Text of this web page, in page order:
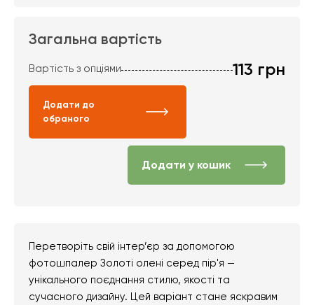
Загальна вартість
Вартість з опціями 113 грн
Додати до
обраного
Додати у кошик
Перетворіть свій інтер’єр за допомогою
фотошпалер Золоті олені серед пір'я —
унікального поєднання стилю, якості та
сучасного дизайну. Цей варіант стане яскравим